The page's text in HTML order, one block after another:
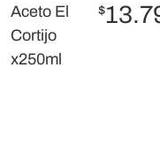
Aceto El
Cortijo
x250ml
$